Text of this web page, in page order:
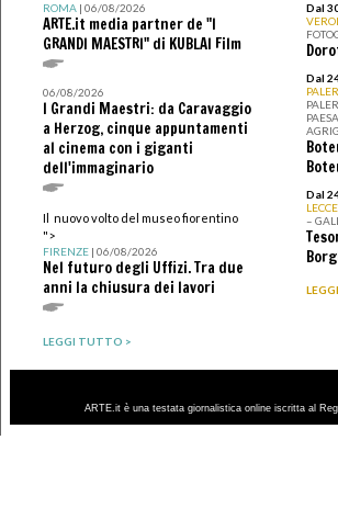
ROMA| 06/08/2026
ARTE.it media partner de "I
GRANDI MAESTRI" di KUBLAI Film
06/08/2026
I Grandi Maestri: da Caravaggio
a Herzog, cinque appuntamenti
al cinema con i giganti
dell'immaginario
Il nuovo volto del museo fiorentino
">
FIRENZE| 06/08/2026
Nel futuro degli Uffizi. Tra due
anni la chiusura dei lavori
LEGGI TUTTO >
Dal
Dal
Dal
LECCE
–
ARTE.it è una testata giornalistica online iscritta al